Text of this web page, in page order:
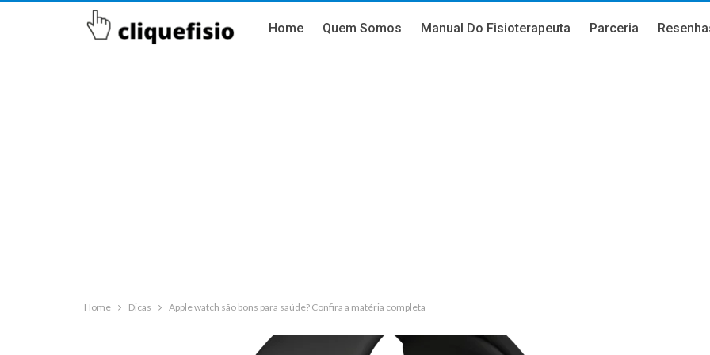
Home Quem Somos Manual Do Fisioterapeuta Parceria
Home Dicas Apple watch são bons para saúde? Confira a matéria completa